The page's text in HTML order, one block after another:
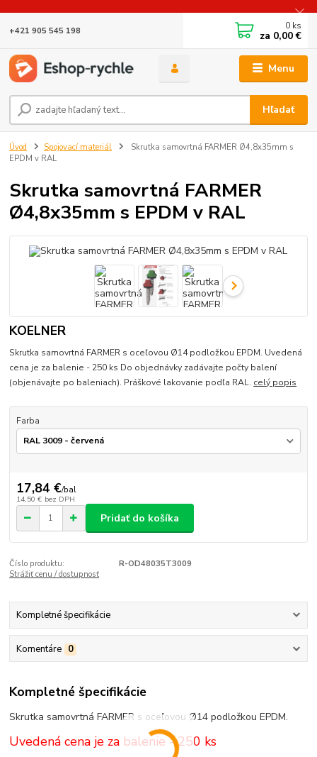
Menu
Hľadať
+421 905 545 198 0 ks
za 0,00 €
Úvod Spojovací materiál
Skrutka samovrtná FARMER Ø4,8x35mm s
EPDM v RAL
Skrutka samovrtná FARMER
Ø4,8x35mm s EPDM v RAL
KOELNER
Skrutka samovrtná FARMER s oceľovou Ø14 podložkou EPDM. Uvedená
cena je za balenie - 250 ks Do objednávky zadávajte počty balení
(objenávajte po baleniach). Práškové lakovanie podľa RAL. celý popis
Farba
17,84 €/bal
14,50 € bez DPH
Pridať do košíka
Číslo produktu:
R-OD48035T3009
Strážiť cenu / dostupnosť
Kompletné špecifikácie
Komentáre 0
Kompletné špecifikácie
Skrutka samovrtná FARMER s oceľovou Ø14 podložkou EPDM.
Uvedená cena je za balenie - 250 ks